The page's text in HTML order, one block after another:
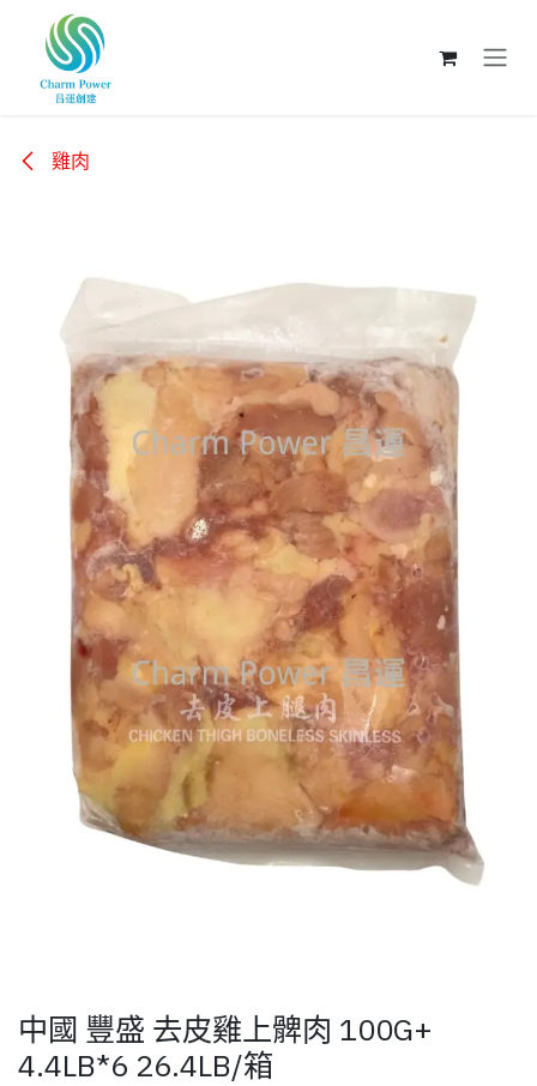
跳至內容
雞肉
中國 豐盛 去皮雞上髀肉 100G+
4.4LB*6 26.4LB/箱